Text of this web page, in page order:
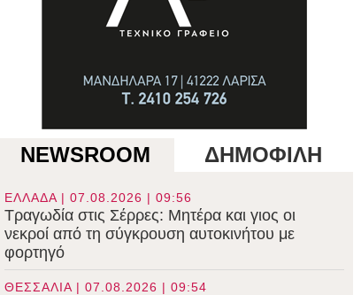
NEWSROOM ΔΗΜΟΦΙΛΗ
ΕΛΛΑΔΑ | 07.08.2026 | 09:56
Τραγωδία στις Σέρρες: Μητέρα και γιος οι
νεκροί από τη σύγκρουση αυτοκινήτου με
φορτηγό
ΘΕΣΣΑΛΙΑ | 07.08.2026 | 09:54